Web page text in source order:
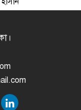
মধ্যে ১২২ কোটি
দুর্ঘটনা
সমিতি